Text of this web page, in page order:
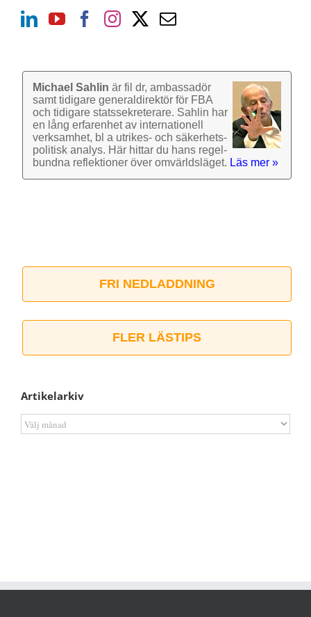
Michael Sahlin är fil dr, ambassadör
samt tidigare general­direktör för FBA
och tidigare stats­sekre­terare. Sahlin har
en lång erfarenhet av inter­nationell
verk­samhet, bl a utrikes- och säkerhets­
politisk analys. Här hittar du hans regel­
bundna reflek­tioner över omvärlds­läget. Läs mer »
FRI NEDLADDNING
FLER LÄSTIPS
Artikelarkiv
Artikelarkiv